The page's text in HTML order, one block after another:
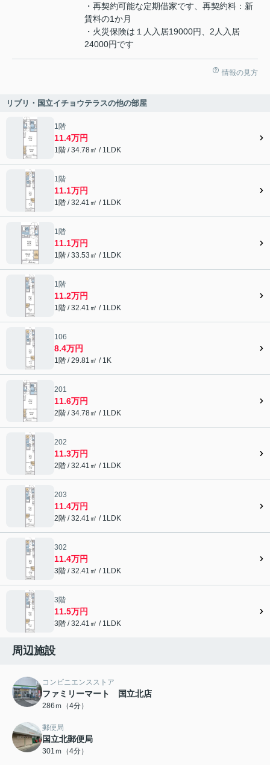
・再契約可能な定期借家です、再契約料：新
賃料の1か月
・火災保険は１人入居19000円、2人入居
24000円です
情報の見方
リブリ・国立イチョウテラスの他の部屋
1階
11.4万円
1階 / 34.78㎡ / 1LDK
1階
11.1万円
1階 / 32.41㎡ / 1LDK
1階
11.1万円
1階 / 33.53㎡ / 1LDK
1階
11.2万円
1階 / 32.41㎡ / 1LDK
106
8.4万円
1階 / 29.81㎡ / 1K
201
11.6万円
2階 / 34.78㎡ / 1LDK
202
11.3万円
2階 / 32.41㎡ / 1LDK
203
11.4万円
2階 / 32.41㎡ / 1LDK
302
11.4万円
3階 / 32.41㎡ / 1LDK
3階
11.5万円
3階 / 32.41㎡ / 1LDK
周辺施設
コンビニエンスストア
ファミリーマート 国立北店
286ｍ（4分）
郵便局
国立北郵便局
301ｍ（4分）